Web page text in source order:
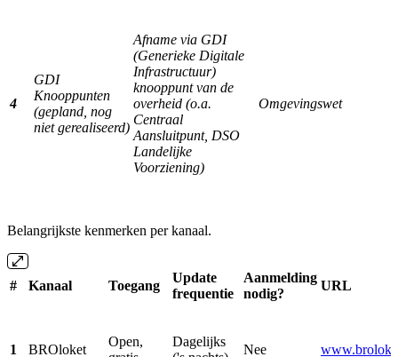
4
GDI
Knooppunten
(gepland, nog
niet gerealiseerd)
Afname via GDI
(Generieke Digitale
Infrastructuur)
knooppunt van de
overheid (o.a.
Centraal
Aansluitpunt, DSO
Landelijke
Voorziening)
Omgevingswet
Belangrijkste kenmerken per kanaal.
# Kanaal Toegang
Update
frequentie
Aanmelding
nodig?
URL
1 BROloket
Open,
Dagelijks
Nee